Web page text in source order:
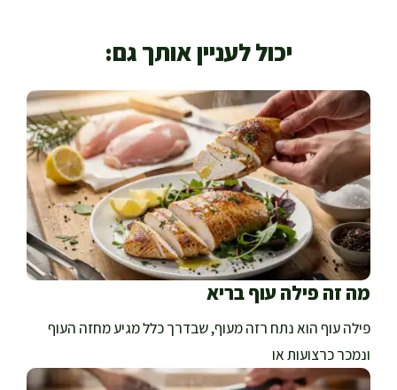
יכול לעניין אותך גם:
מה זה פילה עוף בריא
פילה עוף הוא נתח רזה מעוף, שבדרך כלל מגיע מחזה העוף
ונמכר כרצועות או